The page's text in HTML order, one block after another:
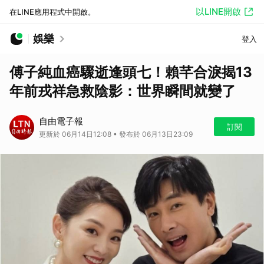
在LINE應用程式中開啟。 以LINE開啟
娛樂 登入
傅子純血癌驟逝逢頭七！賴芊合淚揭13
年前戎祥急救陰影：世界瞬間就變了
自由電子報
更新於 06月14日12:08 • 發布於 06月13日23:09
訂閱